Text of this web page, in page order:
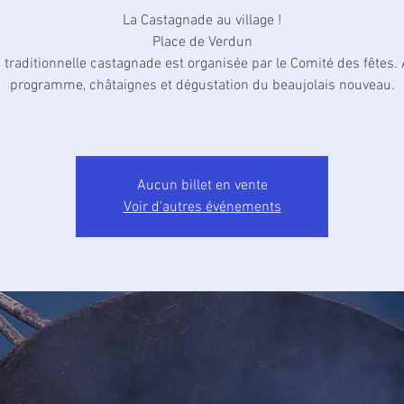
La Castagnade au village !
Place de Verdun
traditionnelle castagnade est organisée par le Comité des fêtes.
programme, châtaignes et dégustation du beaujolais nouveau.
Aucun billet en vente
Voir d'autres événements